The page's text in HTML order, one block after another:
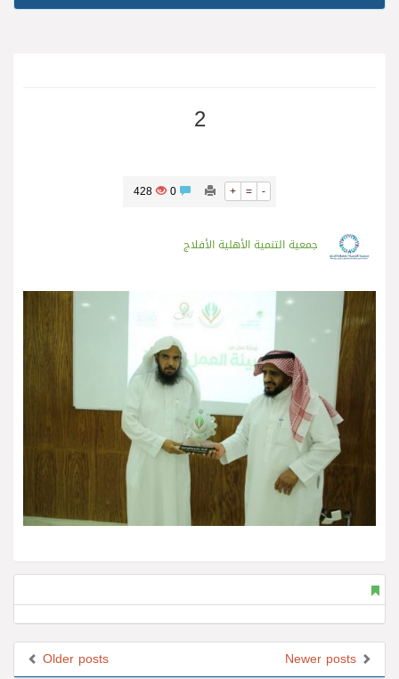
2
+ = -
428
جمعية التنمية الأهلية الأفلاج
Older posts